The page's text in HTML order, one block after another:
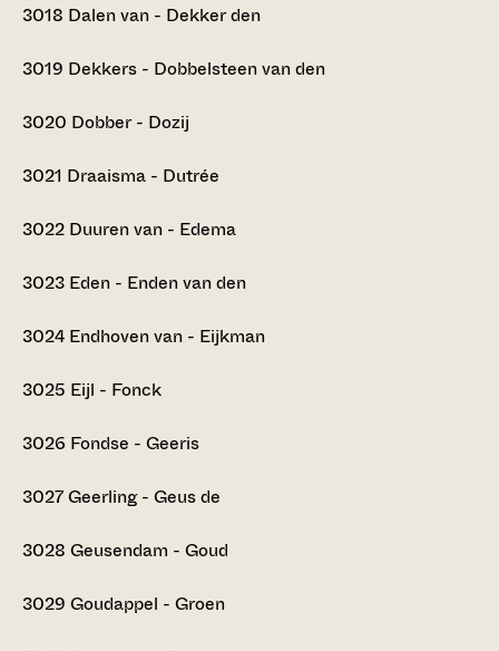
3018 Dalen van - Dekker den
3019 Dekkers - Dobbelsteen van den
3020 Dobber - Dozij
3021 Draaisma - Dutrée
3022 Duuren van - Edema
3023 Eden - Enden van den
3024 Endhoven van - Eijkman
3025 Eijl - Fonck
3026 Fondse - Geeris
3027Geerling - Geus de
3028 Geusendam - Goud
3029 Goudappel - Groen